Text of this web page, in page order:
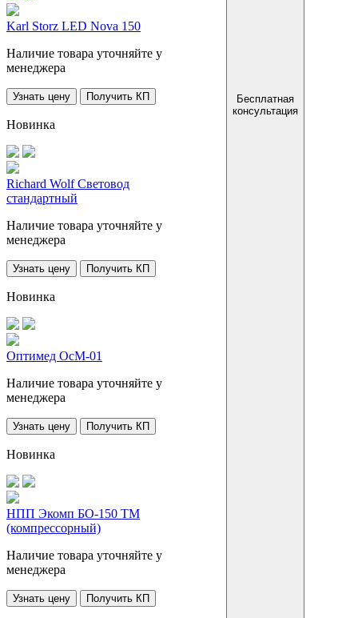
Karl Storz LED Nova 150
Наличие товара уточняйте у
менеджера
Узнать цену Получить КП
Новинка
Richard Wolf Световод
стандартный
Наличие товара уточняйте у
менеджера
Узнать цену Получить КП
Новинка
Оптимед ОсМ-01
Наличие товара уточняйте у
менеджера
Узнать цену Получить КП
Новинка
НПП Экомп БО-150 ТМ
(компрессорный)
Наличие товара уточняйте у
менеджера
Узнать цену Получить КП
Бесплатная
консультация